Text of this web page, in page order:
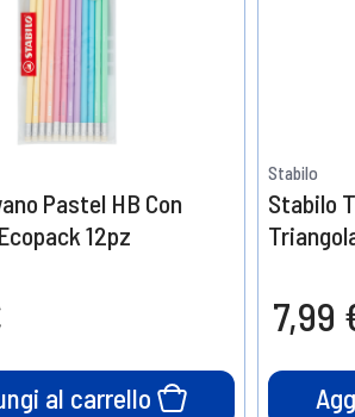
Pastel HB Con
12pz
al carrello
Stabilo
Stabilo
7,99